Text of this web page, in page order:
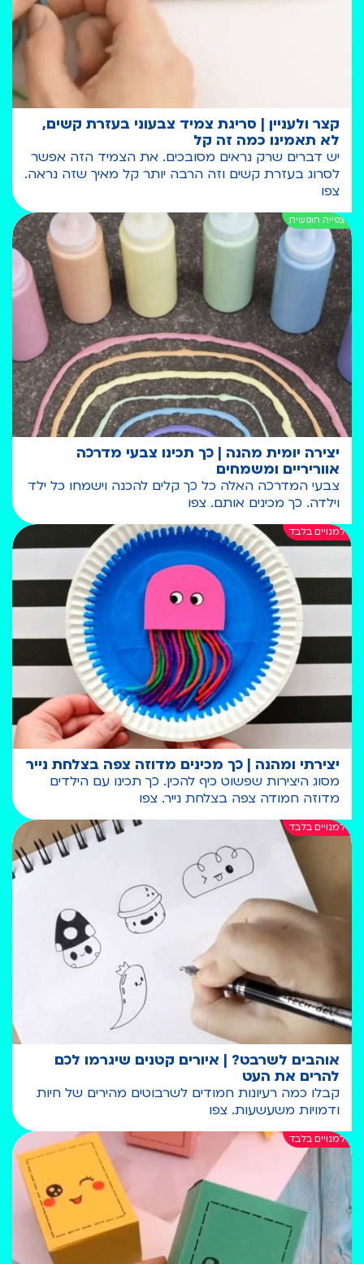
קצר ולעניין | סריגת צמיד צבעוני בעזרת קשים,
לא תאמינו כמה זה קל
יש דברים שרק נראים מסובכים. את הצמיד הזה אפשר
לסרוג בעזרת קשים וזה הרבה יותר קל מאיך שזה נראה.
צפו
יצירה יומית מהנה | כך תכינו צבעי מדרכה
אווריריים ומשמחים
צבעי המדרכה האלה כל כך קלים להכנה וישמחו כל ילד
וילדה. כך מכינים אותם. צפו
יצירתי ומהנה | כך מכינים מדוזה צפה בצלחת נייר
מסוג היצירות שפשוט כיף להכין. כך תכינו עם הילדים
מדוזה חמודה צפה בצלחת נייר. צפו
אוהבים לשרבט? | איורים קטנים שיגרמו לכם
להרים את העט
קבלו כמה רעיונות חמודים לשרבוטים מהירים של חיות
ודמויות משעשעות. צפו